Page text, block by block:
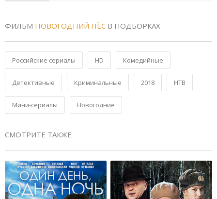
ФИЛЬМ НОВОГОДНИЙ ПЁС В ПОДБОРКАХ
Российские сериалы HD Комедийные
Детективные Криминальные 2018 НТВ
Мини-сериалы Новогодние
СМОТРИТЕ ТАКЖЕ